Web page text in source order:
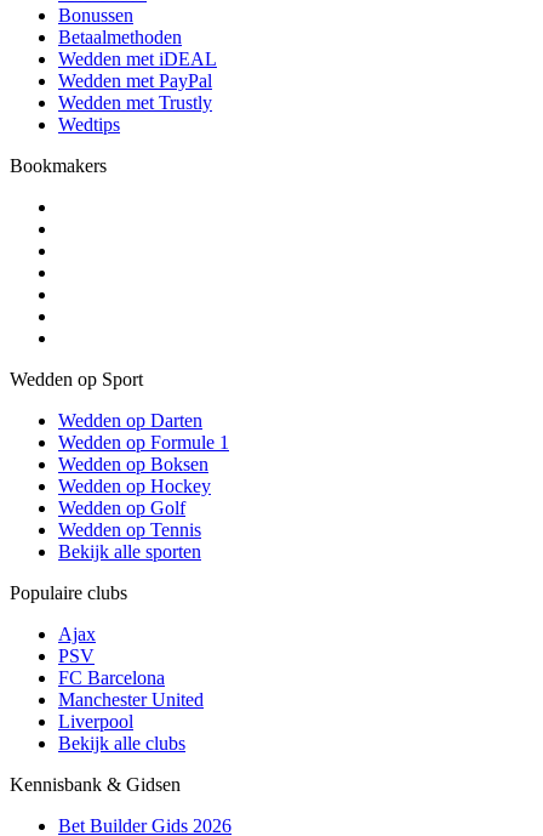
Bonussen
Betaalmethoden
Wedden met iDEAL
Wedden met PayPal
Wedden met Trustly
Wedtips
Bookmakers
Wedden op Sport
Wedden op Darten
Wedden op Formule 1
Wedden op Boksen
Wedden op Hockey
Wedden op Golf
Wedden op Tennis
Bekijk alle sporten
Populaire clubs
Ajax
PSV
FC Barcelona
Manchester United
Liverpool
Bekijk alle clubs
Kennisbank & Gidsen
Bet Builder Gids 2026